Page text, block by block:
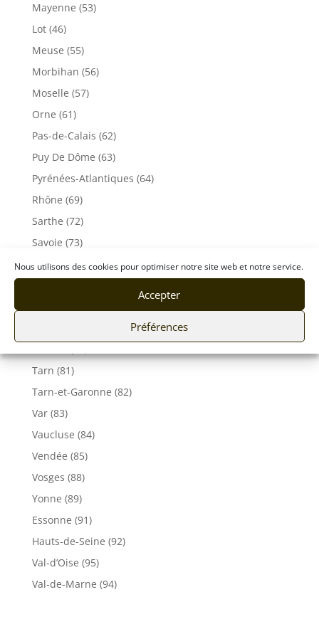
Nous utilisons des cookies pour optimiser notre site web et notre service.
Accepter
Préférences
Mayenne (53)
Lot (46)
Meuse (55)
Morbihan (56)
Moselle (57)
Orne (61)
Pas-de-Calais (62)
Puy De Dôme (63)
Pyrénées-Atlantiques (64)
Rhône (69)
Sarthe (72)
Savoie (73)
Haute-Savoie (74)
Tarn (81)
Tarn-et-Garonne (82)
Var (83)
Vaucluse (84)
Vendée (85)
Vosges (88)
Yonne (89)
Essonne (91)
Hauts-de-Seine (92)
Val-d’Oise (95)
Val-de-Marne (94)